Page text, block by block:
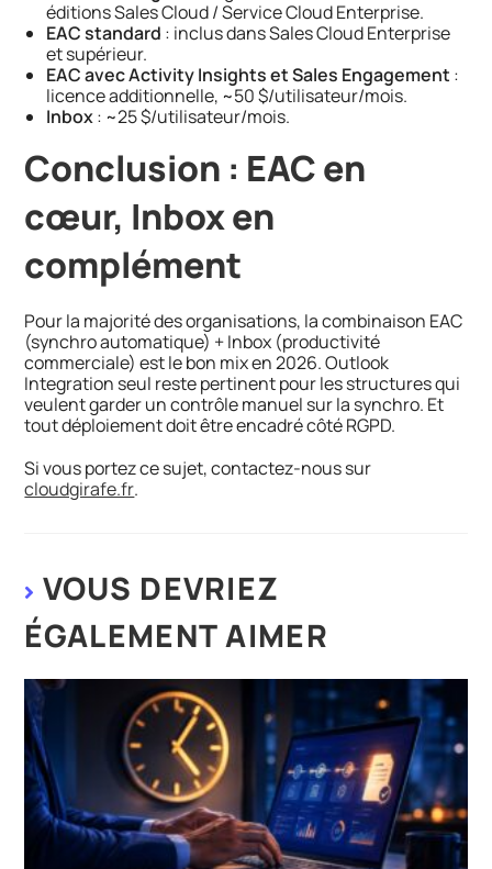
éditions Sales Cloud / Service Cloud Enterprise.
EAC standard : inclus dans Sales Cloud Enterprise
et supérieur.
EAC avec Activity Insights et Sales Engagement :
licence additionnelle, ~50 $/utilisateur/mois.
Inbox: ~25 $/utilisateur/mois.
Conclusion : EAC en
cœur, Inbox en
complément
Pour la majorité des organisations, la combinaison EAC
(synchro automatique) + Inbox (productivité
commerciale) est le bon mix en 2026. Outlook
Integration seul reste pertinent pour les structures qui
veulent garder un contrôle manuel sur la synchro. Et
tout déploiement doit être encadré côté RGPD.
Si vous portez ce sujet, contactez-nous sur
cloudgirafe.fr.
VOUS DEVRIEZ
ÉGALEMENT AIMER